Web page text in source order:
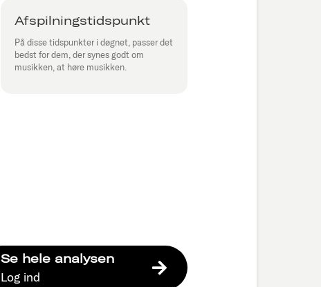
Afspilningstidspunkt
På disse tidspunkter i døgnet, passer det
bedst for dem, der synes godt om
musikken, at høre musikken.
Se hele analysen
Log ind